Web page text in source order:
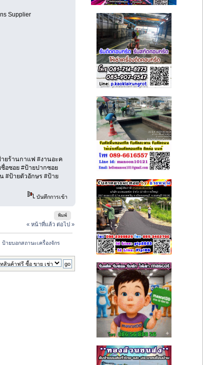
Supplier
ยร้านกาแฟ #งานอะค
ชื่อซอย #ป้ายปากซอย
#ป้ายตัวอักษร #ป้าย
บันทึกการเข้า
พิมพ์
« หน้าที่แล้ว ต่อไป »
ป้ายบอกสถานะเครื่องจักร